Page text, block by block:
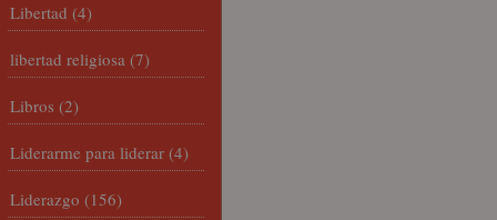
Libertad (4)
libertad religiosa (7)
Libros (2)
Liderarme para liderar (4)
Liderazgo (156)